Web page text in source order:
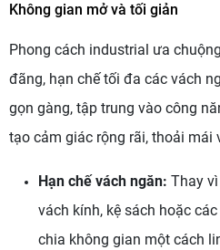
Không gian mở và tối giản
Phong cách industrial ưa
đãng, hạn chế tối đa các vách
gọn gàng, tập trung vào công
tạo cảm giác rộng rãi, thoải mái
Hạn chế vách ngăn: Thay
vách kính, kệ sách hoặc
chia không gian một cách